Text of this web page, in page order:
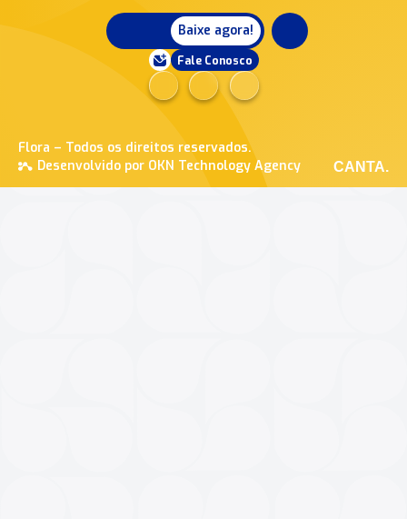
Baixe agora!
Fale Conosco
Flora – Todos os direitos reservados.
Desenvolvido por OKN Technology Agency
CANTA.